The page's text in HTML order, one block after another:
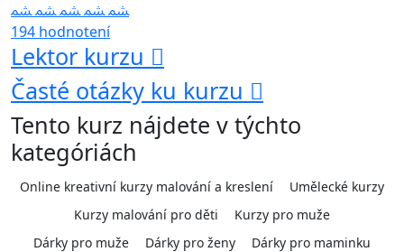
194 hodnotení
Lektor kurzu
Časté otázky ku kurzu
Tento kurz nájdete v týchto
kategóriách
Online kreativní kurzy malování a kreslení
Umělecké kurzy
Kurzy malování pro děti
Kurzy pro muže
Dárky pro muže
Dárky pro ženy
Dárky pro maminku